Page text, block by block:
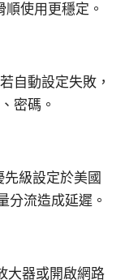
使用更穩定。
自動設定失敗，
密碼。
級設定於美國
分流造成延遲。
大器或開啟網路